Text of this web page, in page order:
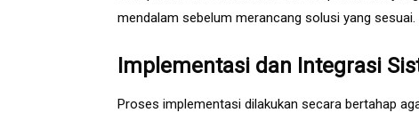
mendalam sebelum merancang solusi yang sesuai.
Implementasi dan Integrasi
Proses implementasi dilakukan secara bertahap